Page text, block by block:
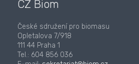
CZ Biom
České sdružení pro biomasu
Opletalova 7/918
111 44 Praha 1
Tel.: 604 856 036